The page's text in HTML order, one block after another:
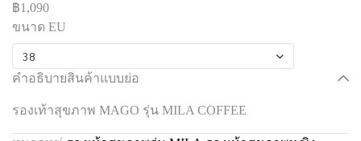
฿1,090
ขนาด EU
38
คำอธิบายสินค้าแบบย่อ
รองเท้าสุขภาพ MAGO รุ่น MILA COFFEE